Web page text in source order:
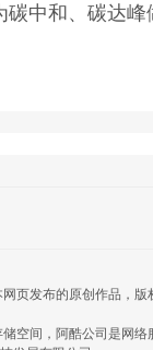
中和、碳达峰
网页发布的原创作品，
空间，阿酷公司是网